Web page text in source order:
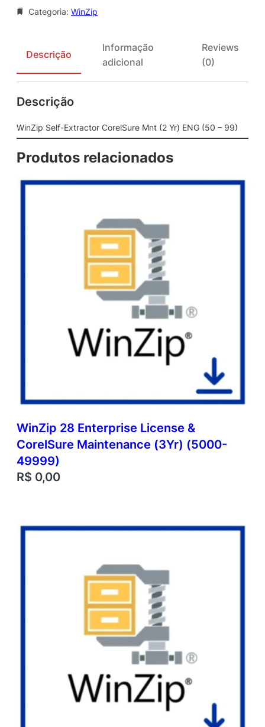
Categoria: WinZip
Descrição
Informação
adicional
Reviews
(0)
Descrição
WinZip Self-Extractor CorelSure Mnt (2 Yr) ENG (50 – 99)
Produtos relacionados
WinZip 28 Enterprise License &
CorelSure Maintenance (3Yr) (5000-
49999)
R$ 0,00